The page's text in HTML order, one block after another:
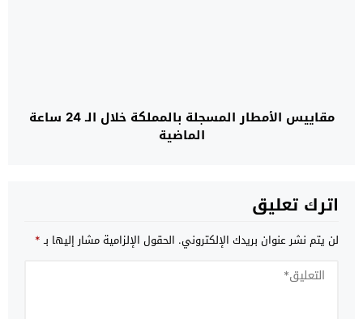
مقاييس الأمطار المسجلة بالمملكة خلال الـ 24 ساعة
الماضية
اترك تعليق
لن يتم نشر عنوان بريدك الإلكتروني. الحقول الإلزامية مشار إليها بـ*